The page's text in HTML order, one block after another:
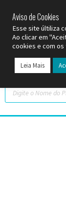
Aviso de Cookies
Esse site últiliza
Ao clicar em
cookies e com
Leia Mais